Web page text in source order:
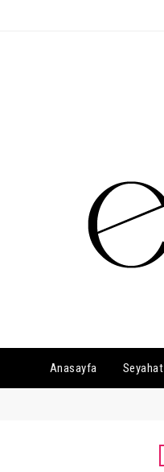
Anasayfa Seyahat